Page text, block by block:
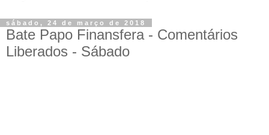
sábado, 24 de março de 2018
Bate Papo Finansfera - Comentários
Liberados - Sábado